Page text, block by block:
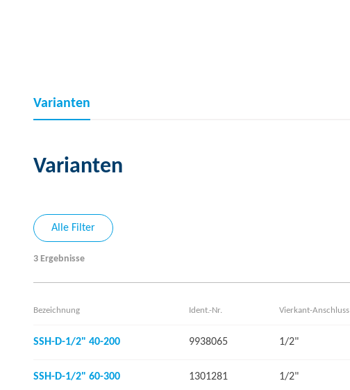
Varianten
Varianten
Alle Filter
3 Ergebnisse
Bezeichnung Ident.-Nr. Vierkant-Anschluss
SSH-D-1/2" 40-200 9938065 1/2"
SSH-D-1/2" 60-300 1301281 1/2"